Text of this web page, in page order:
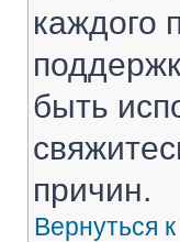
каждого
быть
причин.
Вернуться